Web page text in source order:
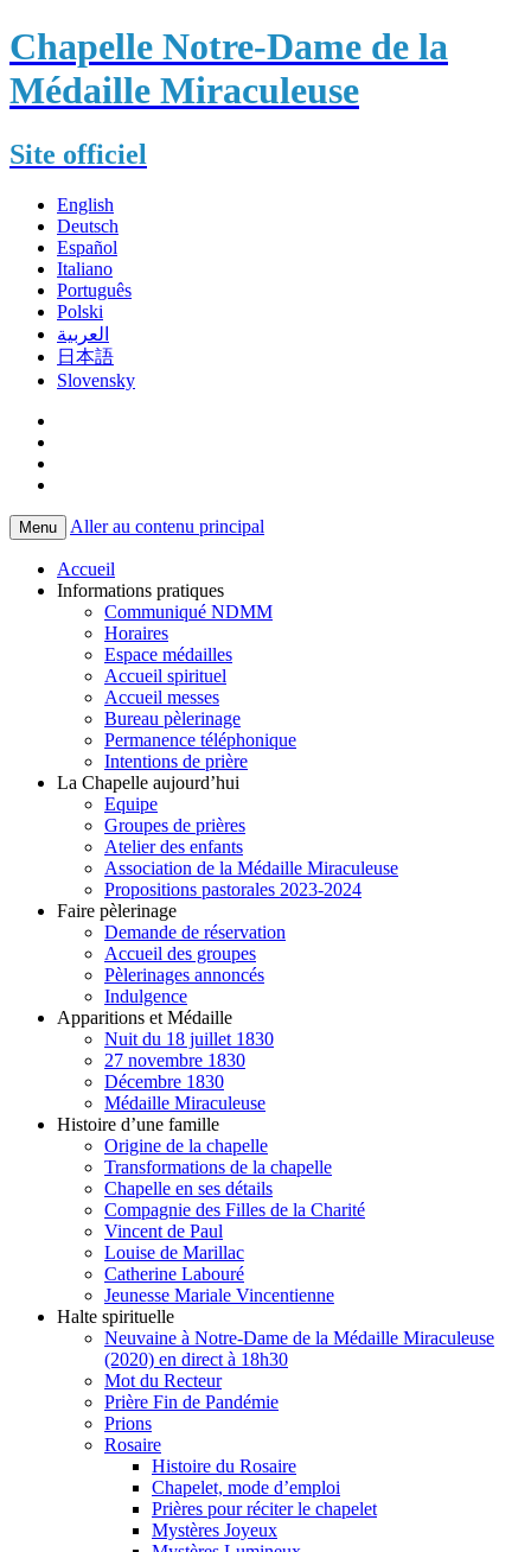
Chapelle Notre-Dame de la
Médaille Miraculeuse
Site officiel
English
Deutsch
Español
Italiano
Português
Polski
العربية
日本語
Slovensky
Menu Aller au contenu principal
Accueil
Informations pratiques
Communiqué NDMM
Horaires
Espace médailles
Accueil spirituel
Accueil messes
Bureau pèlerinage
Permanence téléphonique
Intentions de prière
La Chapelle aujourd’hui
Equipe
Groupes de prières
Atelier des enfants
Association de la Médaille Miraculeuse
Propositions pastorales 2023-2024
Faire pèlerinage
Demande de réservation
Accueil des groupes
Pèlerinages annoncés
Indulgence
Apparitions et Médaille
Nuit du 18 juillet 1830
27 novembre 1830
Décembre 1830
Médaille Miraculeuse
Histoire d’une famille
Origine de la chapelle
Transformations de la chapelle
Chapelle en ses détails
Compagnie des Filles de la Charité
Vincent de Paul
Louise de Marillac
Catherine Labouré
Jeunesse Mariale Vincentienne
Halte spirituelle
Neuvaine à Notre-Dame de la Médaille Miraculeuse
(2020) en direct à 18h30
Mot du Recteur
Prière Fin de Pandémie
Prions
Rosaire
Histoire du Rosaire
Chapelet, mode d’emploi
Prières pour réciter le chapelet
Mystères Joyeux